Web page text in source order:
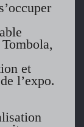
et
l’expo.